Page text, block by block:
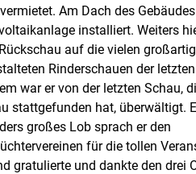
Am Dach des
installiert. Weiters
auf die vielen großartig
Rinderschauen der
war er von der letzten Schau,
stattgefunden hat, überwältigt.
großes Lob sprach er den
für die tollen
gratulierte und dankte den drei